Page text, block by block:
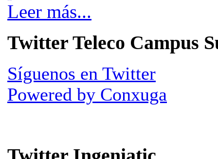
Leer más...
Twitter Teleco Campus
Síguenos en Twitter
Powered by Conxuga